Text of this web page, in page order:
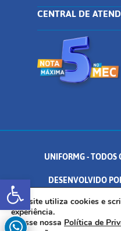
Abrir a barra
CENTRAL DE
UNIFORMG - TODOS
DESENVOLVIDO
AV. DR. ARNALDO DE SENNA,
Este site utiliza cookies e
experiência.
Acesse nossa Política de